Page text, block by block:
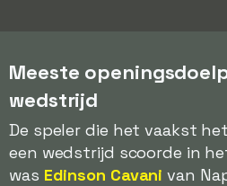
Meeste
wedstrijd
De speler die het vaakst
een wedstrijd scoorde in
was Edinson Cavani van